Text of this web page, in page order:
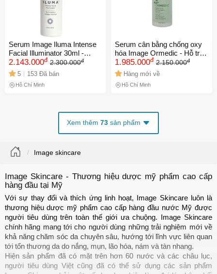
Serum Image Iluma Intense
Facial Illuminator 30ml -
Giảm Nám Sáng Da Chuyên
Sâu, Vitamin C và
Niacinamide, Dưỡng Ẩm Tự
Nhiên
2.143.000đ 2.300.000đ
5 153 Đã bán
Hồ Chí Minh
Serum cân bằng chống oxy
hóa Image Ormedic - Hỗ trợ
làm dịu da nhạy cảm, tăng
cường đàn hồi và giảm nếp
nhăn 30ml
1.985.000đ 2.150.000đ
Hàng mới về
Hồ Chí Minh
Xem thêm 73 sản phẩm
Image skincare
Image Skincare - Thương hiệu dược mỹ phẩm cao cấp
hàng đầu tại Mỹ
Với sự thay đổi và thích ứng linh hoạt, Image Skincare luôn là
thương hiệu dược mỹ phẩm cao cấp hàng đầu nước Mỹ được
người tiêu dùng trên toàn thế giới ưa chuộng. Image Skincare
chính hãng mang tới cho người dùng những trải nghiệm mới về
khả năng chăm sóc da chuyên sâu, hướng tới lĩnh vực liên quan
tới tổn thương da do nắng, mụn, lão hóa, nám và tàn nhang.
Hiện sản phẩm đã có mặt trên hơn 60 nước và các châu lục,
người tiêu dùng Việt cũng đã có thể sử dụng các sản phẩm